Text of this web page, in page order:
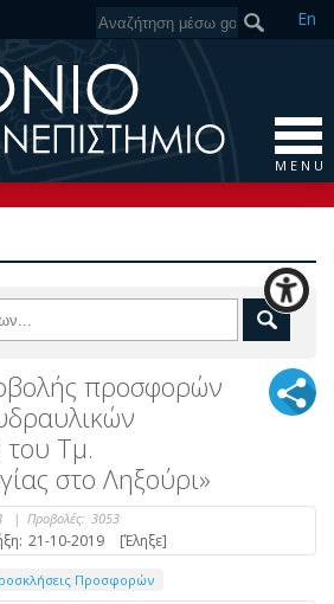
En
M E N U
προσφορών
του Τμ.
στο Ληξούρι»
| Προβολές: 3053
21-10-2019 [Έληξε]
Προσφορών